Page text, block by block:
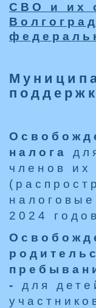
СВО и их
налога
членов их
2024
- для